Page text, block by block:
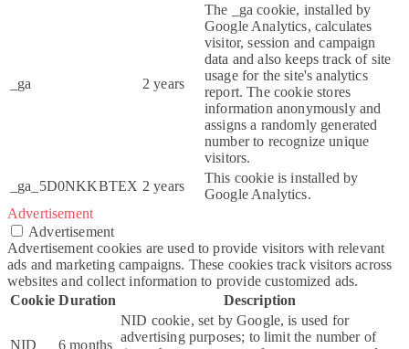
_ga 2 years
The _ga cookie, installed by
Google Analytics, calculates
visitor, session and campaign
data and also keeps track of site
usage for the site's analytics
report. The cookie stores
information anonymously and
assigns a randomly generated
number to recognize unique
visitors.
_ga_5D0NKKBTEX 2 years
This cookie is installed by
Google Analytics.
Advertisement
Advertisement
Advertisement cookies are used to provide visitors with relevant
ads and marketing campaigns. These cookies track visitors across
websites and collect information to provide customized ads.
Cookie Duration Description
NID 6 months
NID cookie, set by Google, is used for
advertising purposes; to limit the number of